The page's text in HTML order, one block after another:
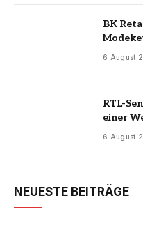
BK
6 August
RTL-
einer
6 August
NEUESTE BEITRÄGE